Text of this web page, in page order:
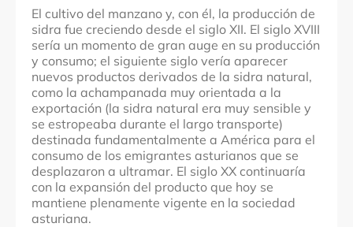
El cultivo del manzano y, con él, la producción de
sidra fue creciendo desde el siglo XII. El siglo XVIII
sería un momento de gran auge en su producción
y consumo; el siguiente siglo vería aparecer
nuevos productos derivados de la sidra natural,
como la achampanada muy orientada a la
exportación (la sidra natural era muy sensible y
se estropeaba durante el largo transporte)
destinada fundamentalmente a América para el
consumo de los emigrantes asturianos que se
desplazaron a ultramar. El siglo XX continuaría
con la expansión del producto que hoy se
mantiene plenamente vigente en la sociedad
asturiana.